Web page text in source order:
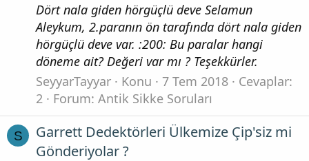
Dört nala giden hörgüçlü deve Selamun
Aleykum, 2.paranın ön tarafında dört nala giden
hörgüçlü deve var. :200: Bu paralar hangi
döneme ait? Değeri var mı ? Teşekkürler.
SeyyarTayyar
Konu 7 Tem 2018
Cevaplar:
2
Forum: Antik Sikke Soruları
S
Garrett Dedektörleri Ülkemize Çip'siz mi
Gönderiyolar ?